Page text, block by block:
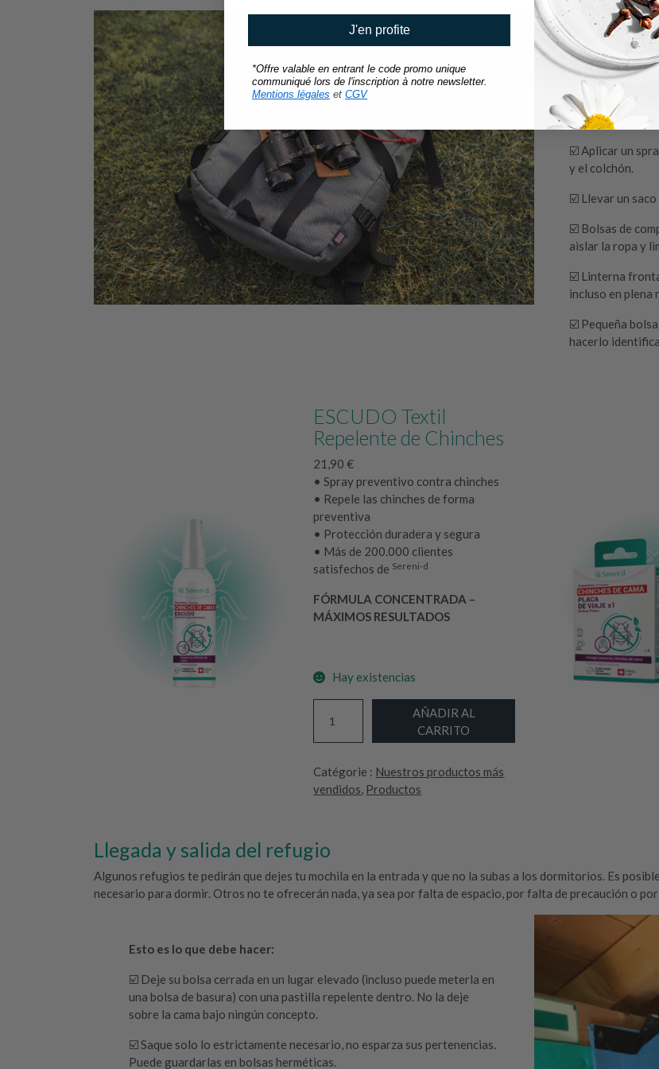
Antes de
☑️ Elegir una
☑️ Meter las
mochila (bolsa
☑️ Aplicar un
y el colchón.
☑️ Llevar un saco
☑️ Bolsas de
aislar la ropa y
☑️ Linterna
incluso en plena
☑️ Pequeña
hacerlo
ESCUDO Textil
Repelente de Chinches
21,90 €
• Spray preventivo contra chinches
• Repele las chinches de forma
preventiva
• Protección duradera y segura
• Más de 200.000 clientes
satisfechos de Sereni-d
FÓRMULA CONCENTRADA –
MÁXIMOS RESULTADOS
Hay existencias
C
D
O
x
i
l
e
n
t
e
AÑADIR AL
CARRITO
Catégorie : Nuestros productos más
vendidos, Productos
Llegada y salida del refugio
Algunos refugios te pedirán que dejes tu mochila en la entrada y que no la subas a los dormitorios. Es
necesario para dormir. Otros no te ofrecerán nada, ya sea por falta de espacio, por falta de precaución o
Esto es lo que debe hacer:
☑️ Deje su bolsa cerrada en un lugar elevado (incluso puede meterla en
una bolsa de basura) con una pastilla repelente dentro. No la deje
sobre la cama bajo ningún concepto.
☑️ Saque solo lo estrictamente necesario, no esparza sus pertenencias.
Puede guardarlas en bolsas herméticas.
J'en profite
*Offre valable en entrant le code promo unique
communiqué lors de l'inscription à notre newsletter.
Mentions légales et CGV